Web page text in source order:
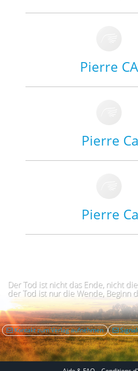
Pierre
Pierre
Pierre
Der Tod ist nicht das Ende, nicht
der Tod ist nur die Wende, Beginn
Kontakt zum Verlag aufnehmen